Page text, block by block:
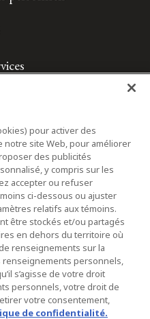
s.r.l.
| Ottawa | New York
pour activer des
site Web, pour améliorer
des publicités
y compris sur les
accepter ou refuser
ci-dessous ou ajuster
relatifs aux témoins.
être stockés et/ou partagés
en dehors du territoire où
renseignements sur la
personnels,
s’agisse de votre droit
personnels, votre droit de
votre consentement,
de confidentialité.